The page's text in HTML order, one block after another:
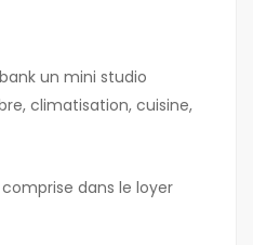
un mini studio
climatisation, cuisine,
comprise dans le loyer